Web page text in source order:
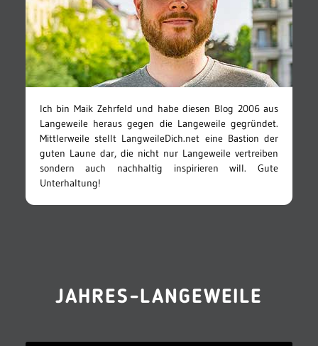
Ich bin Maik Zehrfeld und habe diesen Blog 2006 aus
Langeweile heraus gegen die Langeweile gegründet.
Mittlerweile stellt LangweileDich.net eine Bastion der
guten Laune dar, die nicht nur Langeweile vertreiben
sondern auch nachhaltig inspirieren will. Gute
Unterhaltung!
JAHRES-LANGEWEILE